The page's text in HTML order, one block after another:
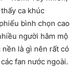
ca khúc
bình chọn cao
người hâm mộ
là gì nên rất có
fan nước ngoài.